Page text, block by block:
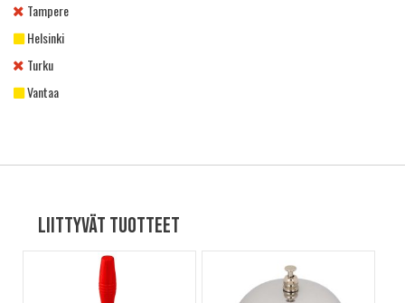
Tampere
Helsinki
Turku
Vantaa
Liittyvät tuotteet